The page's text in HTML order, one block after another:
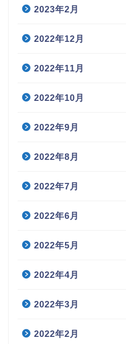
2023年2月
2022年12月
2022年11月
2022年10月
2022年9月
2022年8月
2022年7月
2022年6月
2022年5月
2022年4月
2022年3月
2022年2月